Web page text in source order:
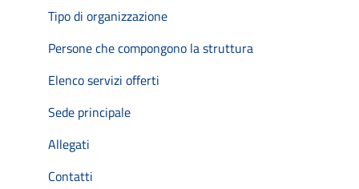
Tipo di organizzazione
Persone che compongono la struttura
Elenco servizi offerti
Sede principale
Allegati
Contatti